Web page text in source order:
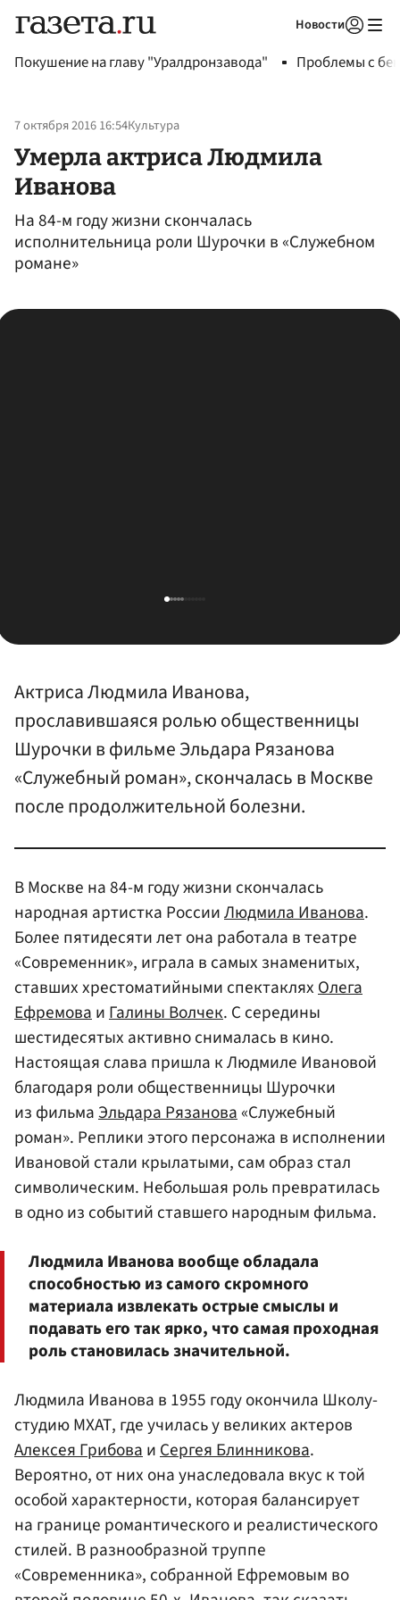
Новости
Покушение на главу "Уралдронзавода" Проблемы с
7 октября 2016 16:54Культура
Умерла актриса Людмила
Иванова
На 84-м году жизни скончалась
исполнительница роли Шурочки в «Служебном
романе»
Актриса Людмила Иванова,
прославившаяся ролью общественницы
Шурочки в фильме Эльдара Рязанова
«Служебный роман», скончалась в Москве
после продолжительной болезни.
В Москве на 84-м году жизни скончалась
народная артистка РоссииЛюдмила Иванова.
Более пятидесяти лет она работала в театре
«Современник», играла в самых знаменитых,
ставших хрестоматийными спектакляхОлега
ЕфремоваиГалины Волчек. С середины
шестидесятых активно снималась в кино.
Настоящая слава пришла к Людмиле Ивановой
благодаря роли общественницы Шурочки
из фильмаЭльдара Рязанова«Служебный
роман». Реплики этого персонажа в исполнении
Ивановой стали крылатыми, сам образ стал
символическим. Небольшая роль превратилась
в одно из событий ставшего народным фильма.
Людмила Иванова вообще обладала
способностью из самого скромного
материала извлекать острые смыслы и
подавать его так ярко, что самая проходная
роль становилась значительной.
Людмила Иванова в 1955 году окончила Школу-
студию МХАТ, где училась у великих актеров
Алексея ГрибоваиСергея Блинникова.
Вероятно, от них она унаследовала вкус к той
особой характерности, которая балансирует
на границе романтического и реалистического
стилей. В разнообразной труппе
«Современника», собранной Ефремовым во